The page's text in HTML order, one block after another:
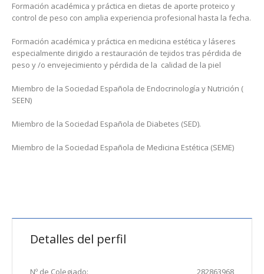
Formación académica y práctica en dietas de aporte proteico y
control de peso con amplia experiencia profesional hasta la fecha.
Formación académica y práctica en medicina estética y láseres
especialmente dirigido a restauración de tejidos tras pérdida de
peso y /o envejecimiento y pérdida de la calidad de la piel
Miembro de la Sociedad Española de Endocrinología y Nutrición (
SEEN)
Miembro de la Sociedad Española de Diabetes (SED).
Miembro de la Sociedad Española de Medicina Estética (SEME)
Detalles del perfil
Nº de Colegiado:
282863968